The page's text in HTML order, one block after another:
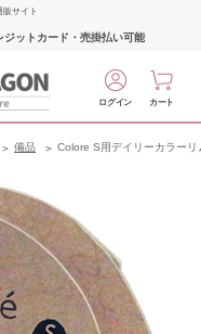
サイト
ジットカード・売掛払い可能
ログイン カート
備品 Colore S用デイリーカラー